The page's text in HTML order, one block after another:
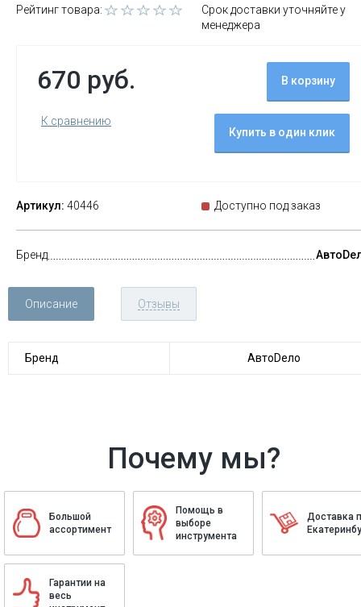
Рейтинг товара:
Срок доставки уточняйте у
менеджера
670 руб.
К сравнению
В корзину
Купить в один клик
Артикул: 40446 Доступно под заказ
Бренд
Описание Отзывы
Бренд АвтоDело
Почему мы?
Большой
ассортимент
Помощь в
выборе
инструмента
Доставка
Гарантии на
весь